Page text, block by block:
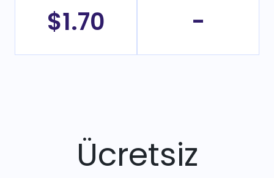
$1.70 -
Ücretsiz